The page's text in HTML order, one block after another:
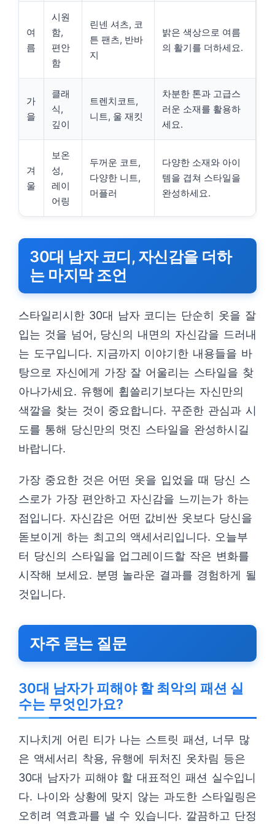
여
름
시원
함,
편안
함
린넨 셔츠, 코
튼 팬츠, 반바
지
밝은 색상으로 여름
의 활기를 더하세요.
가
을
클래
식,
깊이
트렌치코트,
니트, 울 재킷
차분한 톤과 고급스
러운 소재를 활용하
세요.
겨
울
보온
성,
레이
어링
두꺼운 코트,
다양한 니트,
머플러
다양한 소재와 아이
템을 겹쳐 스타일을
완성하세요.
30대 남자 코디, 자신감을 더하
는 마지막 조언
스타일리시한 30대 남자 코디는 단순히 옷을 잘
입는 것을 넘어, 당신의 내면의 자신감을 드러내
는 도구입니다. 지금까지 이야기한 내용들을 바
탕으로 자신에게 가장 잘 어울리는 스타일을 찾
아나가세요. 유행에 휩쓸리기보다는 자신만의
색깔을 찾는 것이 중요합니다. 꾸준한 관심과 시
도를 통해 당신만의 멋진 스타일을 완성하시길
바랍니다.
가장 중요한 것은 어떤 옷을 입었을 때 당신 스
스로가 가장 편안하고 자신감을 느끼는가 하는
점입니다. 자신감은 어떤 값비싼 옷보다 당신을
돋보이게 하는 최고의 액세서리입니다. 오늘부
터 당신의 스타일을 업그레이드할 작은 변화를
시작해 보세요. 분명 놀라운 결과를 경험하게 될
것입니다.
자주 묻는 질문
30대 남자가 피해야 할 최악의 패션 실
수는 무엇인가요?
지나치게 어린 티가 나는 스트릿 패션, 너무 많
은 액세서리 착용, 유행에 뒤처진 옷차림 등은
30대 남자가 피해야 할 대표적인 패션 실수입니
다. 나이와 상황에 맞지 않는 과도한 스타일링은
오히려 역효과를 낼 수 있습니다. 깔끔하고 단정